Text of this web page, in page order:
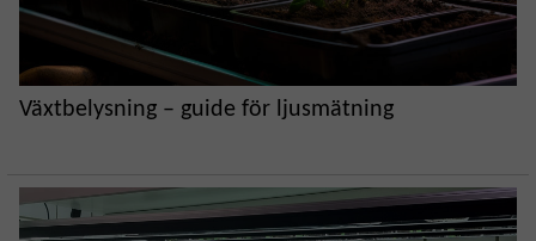
Växtbelysning – guide för ljusmätning